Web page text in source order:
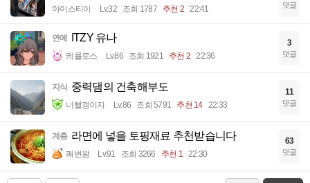
아이스티이 Lv.32 조회 1787 추천 2 22:41 댓글
연예 ITZY 유나
케를로스 Lv.86 조회 1921 추천 2 22:36
3
댓글
지식 중력댐의 건축해부도
너빨갱이지 Lv.86 조회 5791 추천 14 22:33
11
댓글
계층 라면에 넣을 토핑재료 추천받습니다
쾌변왕 Lv.91 조회 3266 추천 1 22:30
63
댓글